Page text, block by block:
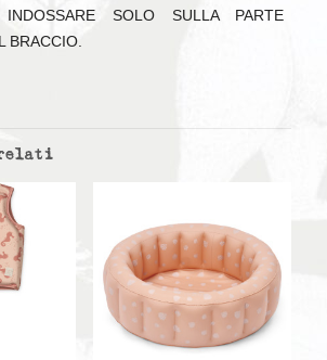
SOLO SULLA PARTE
BRACCIO.